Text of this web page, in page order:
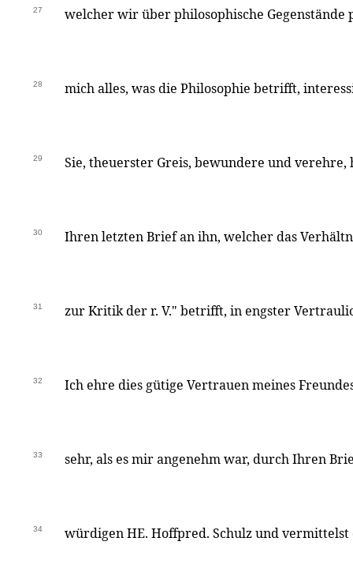
27 welcher wir über philosophische Gegenstände
28 mich alles, was die Philosophie betrifft,
29 Sie, theuerster Greis, bewundere und verehre,
30 Ihren letzten Brief an ihn, welcher das
31 zur Kritik der r. V." betrifft, in engster
32 Ich ehre dies gütige Vertrauen meines
33 sehr, als es mir angenehm war, durch Ihren
34 würdigen HE. Hoffpred. Schulz und vermittelst